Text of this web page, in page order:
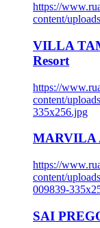
https://
content/
VILLA
Resort
https://
content/
335x256.jpg
MARVILA
https://
content/
009839-
SAI